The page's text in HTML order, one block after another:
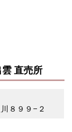
直売所
８９９−２